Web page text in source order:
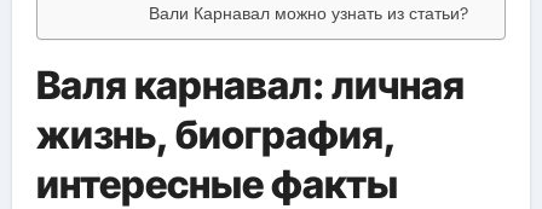
Вали Карнавал можно узнать из статьи?
Валя карнавал: личная
жизнь, биография,
интересные факты